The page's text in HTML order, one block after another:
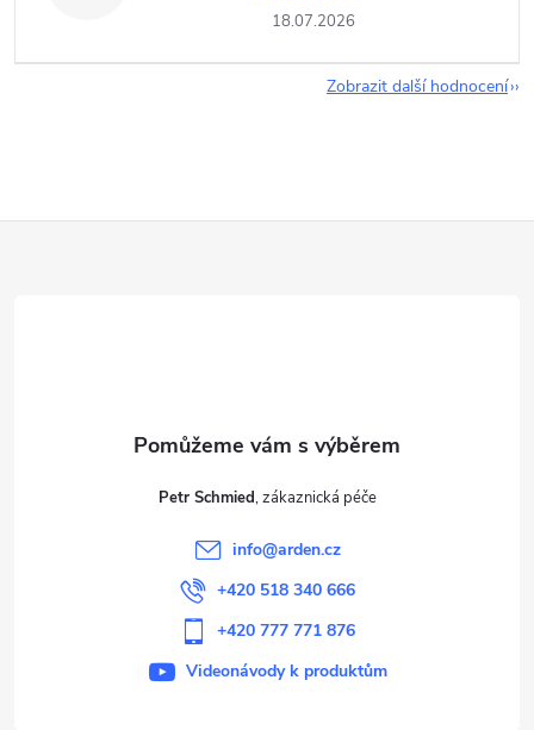
18.07.2026
Zobrazit další hodnocení
Petr Schmied
info@arden.cz
+420 518 340 666
+420 777 771 876
Videonávody k produktům